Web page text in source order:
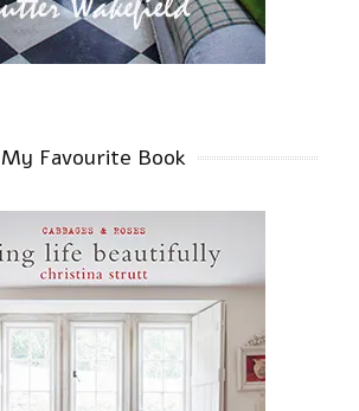
My Favourite Book